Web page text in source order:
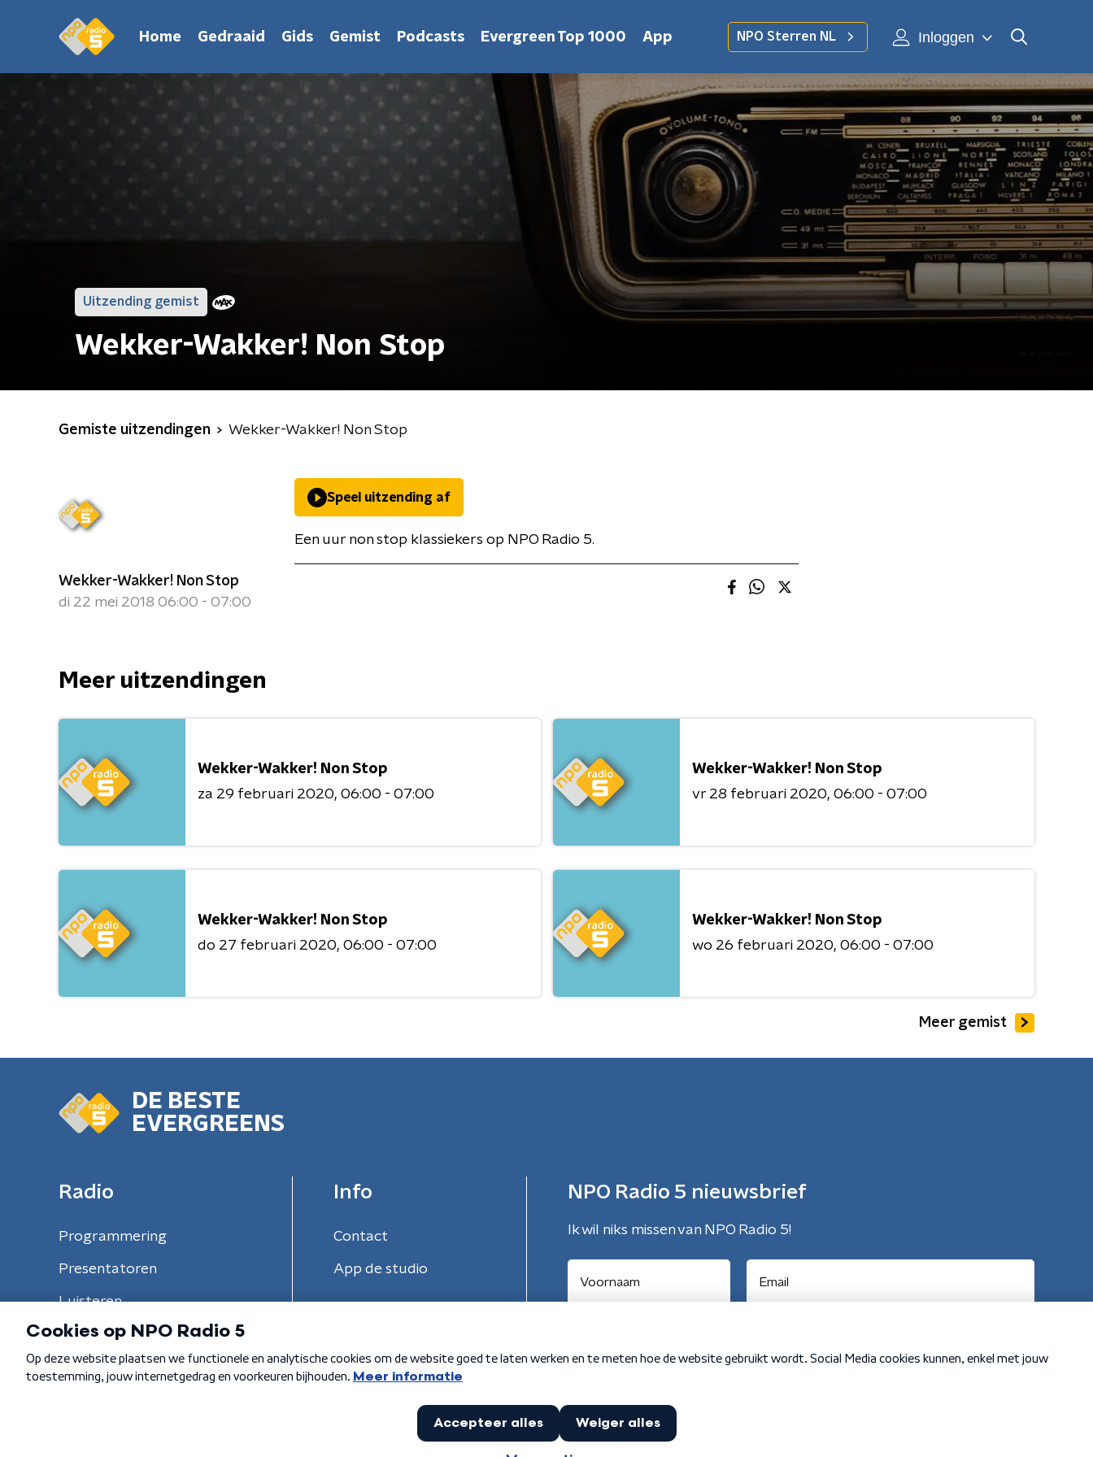
Home Gedraaid Gids Gemist Podcasts Evergreen Top 1000 App NPO Sterren NL Inloggen
Uitzending gemist
Wekker-Wakker! Non Stop
Gemiste uitzendingen Wekker-Wakker! Non Stop
Wekker-Wakker! Non Stop
di 22 mei 2018 06:00 - 07:00
Speel uitzending af
Een uur non stop klassiekers op NPO Radio 5.
Meer uitzendingen
Wekker-Wakker! Non Stop
za 29 februari 2020 06:00 - 07:00
Wekker-Wakker! Non Stop
vr 28 februari 2020 06:00 - 07:00
Wekker-Wakker! Non Stop
do 27 februari 2020 06:00 - 07:00
Wekker-Wakker! Non Stop
wo 26 februari 2020 06:00 - 07:00
Meer gemist
DE BESTE
EVERGREENS
Radio
Programmering
Presentatoren
Luisteren
Info
Contact
App de studio
NPO Radio 5 nieuwsbrief
Ik wil niks missen van NPO Radio 5!
Algemene voorwaarden Privacybeleid